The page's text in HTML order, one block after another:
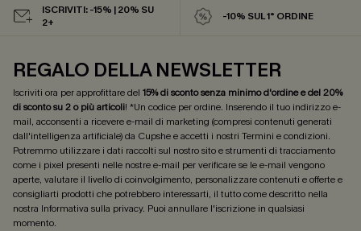
ISCRIVITI: -15% | 20% SU
2+
-10% SUL 1° ORDINE
REGALO DELLA NEWSLETTER
Iscriviti ora per approfittare del 15% di sconto senza minimo d'ordine e del 20%
di sconto su 2 o più articoli! *Un codice per ordine. Inserendo il tuo indirizzo e-
mail, acconsenti a ricevere e-mail di marketing (compresi contenuti generati
dall'intelligenza artificiale) da Cupshe e accetti i nostri Termini e condizioni.
Potremmo utilizzare i dati raccolti sul nostro sito e strumenti di tracciamento
come i pixel presenti nelle nostre e-mail per verificare se le e-mail vengono
aperte, valutare il livello di coinvolgimento, personalizzare contenuti e offerte e
consigliarti prodotti che potrebbero interessarti, il tutto come descritto nella
nostra Informativa sulla privacy. Puoi annullare l'iscrizione in qualsiasi
momento.